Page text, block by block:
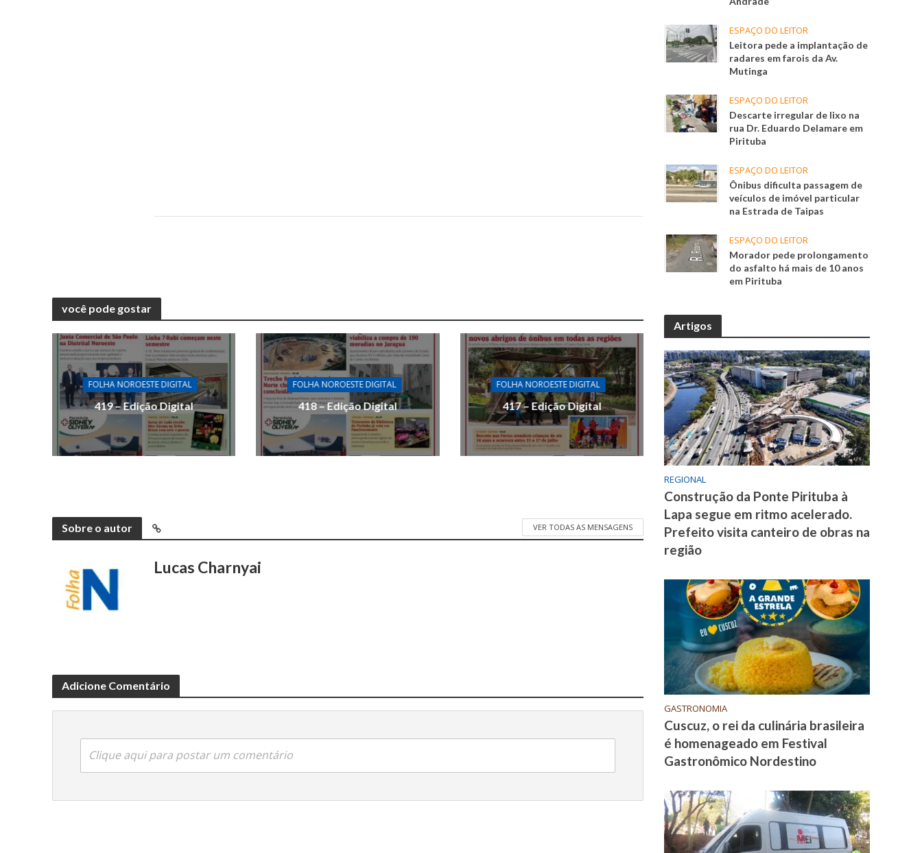
você pode gostar
FOLHA NOROESTE DIGITAL
419 – Edição Digital
FOLHA NOROESTE DIGITAL
418 – Edição Digital
FOLHA NOROESTE DIGITAL
417 – Edição Digital
Sobre o autor VER TODAS AS MENSAGENS
Lucas Charnyai
Adicione Comentário
Clique aqui para postar um comentário
ESPAÇO DO LEITOR
Leitora pede a implantação de
radares em farois da Av.
Mutinga
ESPAÇO DO LEITOR
Descarte irregular de lixo na
rua Dr. Eduardo Delamare em
Pirituba
ESPAÇO DO LEITOR
Ônibus dificulta passagem de
veículos de imóvel particular
na Estrada de Taipas
ESPAÇO DO LEITOR
Morador pede prolongamento
do asfalto há mais de 10 anos
em Pirituba
Artigos
REGIONAL
Construção da Ponte Pirituba à
Lapa segue em ritmo acelerado.
Prefeito visita canteiro de obras na
região
GASTRONOMIA
Cuscuz, o rei da culinária brasileira
é homenageado em Festival
Gastronômico Nordestino